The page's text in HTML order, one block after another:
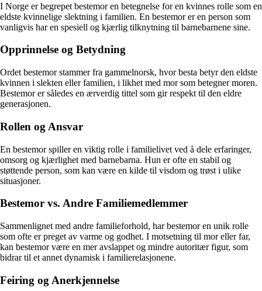
I Norge er begrepet bestemor en betegnelse for en kvinnes rolle som en
eldste kvinnelige slektning i familien. En bestemor er en person som
vanligvis har en spesiell og kjærlig tilknytning til barnebarnene sine.
Opprinnelse og Betydning
Ordet bestemor stammer fra gammelnorsk, hvor besta betyr den eldste
kvinnen i slekten eller familien, i likhet med mor som betegner moren.
Bestemor er således en ærverdig tittel som gir respekt til den eldre
generasjonen.
Rollen og Ansvar
En bestemor spiller en viktig rolle i familielivet ved å dele erfaringer,
omsorg og kjærlighet med barnebarna. Hun er ofte en stabil og
støttende person, som kan være en kilde til visdom og trøst i ulike
situasjoner.
Bestemor vs. Andre Familiemedlemmer
Sammenlignet med andre familieforhold, har bestemor en unik rolle
som ofte er preget av varme og godhet. I motsetning til mor eller far,
kan bestemor være en mer avslappet og mindre autoritær figur, som
bidrar til et annet dynamisk i familierelasjonene.
Feiring og Anerkjennelse